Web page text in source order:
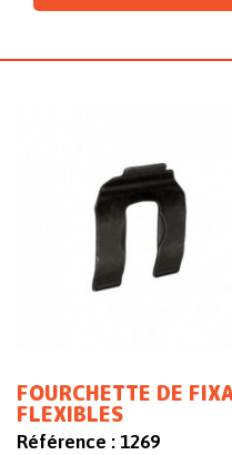
FOURCHETTE DE
FLEXIBLES
Référence : 1269